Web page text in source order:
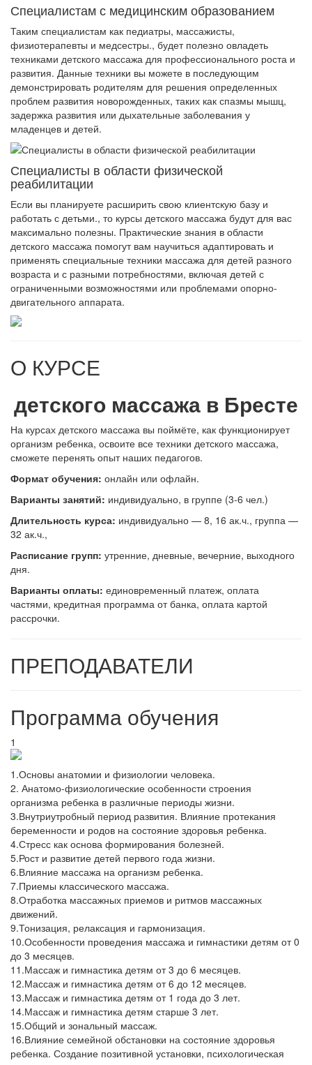
Специалистам с медицинским образованием
Таким специалистам как педиатры, массажисты,
физиотерапевты и медсестры., будет полезно овладеть
техниками детского массажа для профессионального роста и
развития. Данные техники вы можете в последующим
демонстрировать родителям для решения определенных
проблем развития новорожденных, таких как спазмы мышц,
задержка развития или дыхательные заболевания у
младенцев и детей.
Специалисты в области физической
реабилитации
Если вы планируете расширить свою клиентскую базу и
работать с детьми., то курсы детского массажа будут для вас
максимально полезны. Практические знания в области
детского массажа помогут вам научиться адаптировать и
применять специальные техники массажа для детей разного
возраста и с разными потребностями, включая детей с
ограниченными возможностями или проблемами опорно-
двигательного аппарата.
О КУРСЕ
детского массажа в Бресте
На курсах детского массажа вы поймёте, как функционирует
организм ребенка, освоите все техники детского массажа,
сможете перенять опыт наших педагогов.
Формат обучения: онлайн или офлайн.
Варианты занятий: индивидуально, в группе (3-6 чел.)
Длительность курса: индивидуально — 8, 16 ак.ч., группа —
32 ак.ч.,
Расписание групп: утренние, дневные, вечерние, выходного
дня.
Варианты оплаты: единовременный платеж, оплата
частями, кредитная программа от банка, оплата картой
рассрочки.
ПРЕПОДАВАТЕЛИ
Программа обучения
1
1.Основы анатомии и физиологии человека.
2. Анатомо-физиологические особенности строения
организма ребенка в различные периоды жизни.
3.Внутриутробный период развития. Влияние протекания
беременности и родов на состояние здоровья ребенка.
4.Стресс как основа формирования болезней.
5.Рост и развитие детей первого года жизни.
6.Влияние массажа на организм ребенка.
7.Приемы классического массажа.
8.Отработка массажных приемов и ритмов массажных
движений.
9.Тонизация, релаксация и гармонизация.
10.Особенности проведения массажа и гимнастики детям от 0
до 3 месяцев.
11.Массаж и гимнастика детям от 3 до 6 месяцев.
12.Массаж и гимнастика детям от 6 до 12 месяцев.
13.Массаж и гимнастика детям от 1 года до 3 лет.
14.Массаж и гимнастика детям старше 3 лет.
15.Общий и зональный массаж.
16.Влияние семейной обстановки на состояние здоровья
ребенка. Создание позитивной установки, психологическая